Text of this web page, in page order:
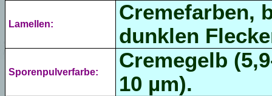
Lamellen:
Cremefarben,
dunklen
Sporenpulverfarbe:
Cremegelb
10 µm).